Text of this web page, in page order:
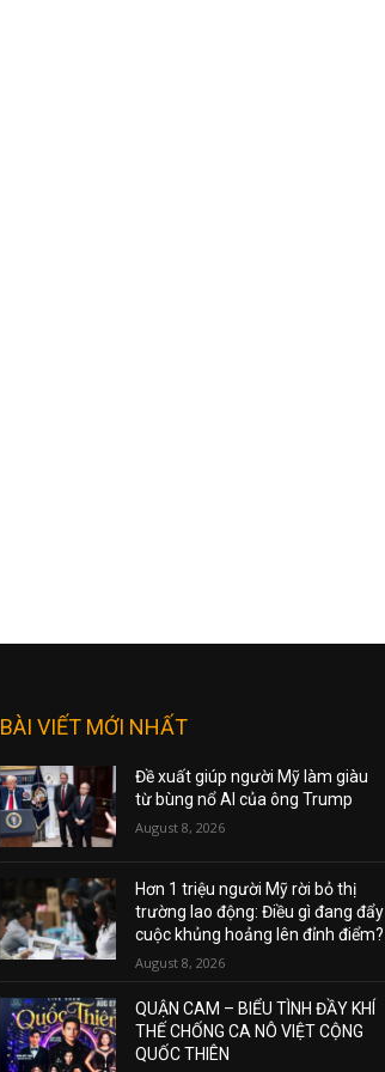
BÀI VIẾT MỚI NHẤT
Đề xuất giúp người Mỹ làm giàu
từ bùng nổ AI của ông Trump
August 8, 2026
Hơn 1 triệu người Mỹ rời bỏ thị
trường lao động: Điều gì đang đẩy
cuộc khủng hoảng lên đỉnh điểm?
August 8, 2026
QUẬN CAM – BIỂU TÌNH ĐẦY KHÍ
THẾ CHỐNG CA NÔ VIỆT CỘNG
QUỐC THIÊN